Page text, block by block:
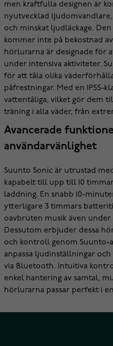
men kraftfulla designen är
nyutvecklad
och minskat ljudläckage.
kommer inte på bekostnad
hörlurarna är designade för
under intensiva aktiviteter.
för att tåla olika
påfrestningar. Med en IP55-
vattentåliga, vilket gör dem
träning i alla väder, från
Avancerade
användarvänlighet
Suunto Sonic är utrustad
kapabelt till upp till 10
laddning. En snabb 10-
ytterligare 3 timmars
oavbruten musik även under
Dessutom erbjuder dessa
och kontroll genom Suunto-
anpassa ljudinställningar
via Bluetooth. Intuitiva
enkel hantering av samtal,
hörlurarna passar perfekt i